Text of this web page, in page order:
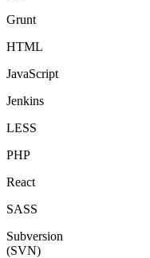
Grunt
HTML
JavaScript
Jenkins
LESS
PHP
React
SASS
Subversion
(SVN)